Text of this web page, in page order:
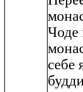
Чоде
себе